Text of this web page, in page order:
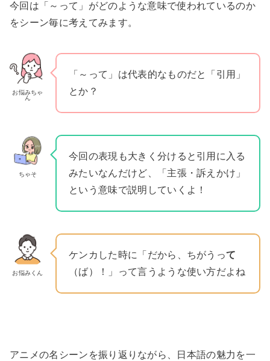
今回は「～って」がどのような意味で使われているのか
をシーン毎に考えてみます。
お悩みちゃ
ん
「～って」は代表的なものだと「引用」
とか？
ちゃそ
今回の表現も大きく分けると引用に入る
みたいなんだけど、「主張・訴えかけ」
という意味で説明していくよ！
お悩みくん
ケンカした時に「だから、ちがうって
（ば）！」って言うような使い方だよね
アニメの名シーンを振り返りながら、日本語の魅力を一